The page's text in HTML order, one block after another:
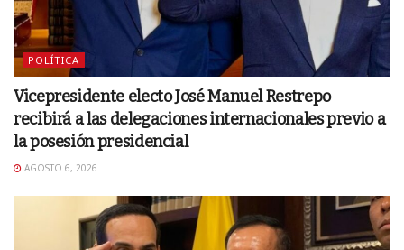
POLÍTICA
Vicepresidente electo José Manuel Restrepo
recibirá a las delegaciones internacionales previo a
la posesión presidencial
AGOSTO 6, 2026